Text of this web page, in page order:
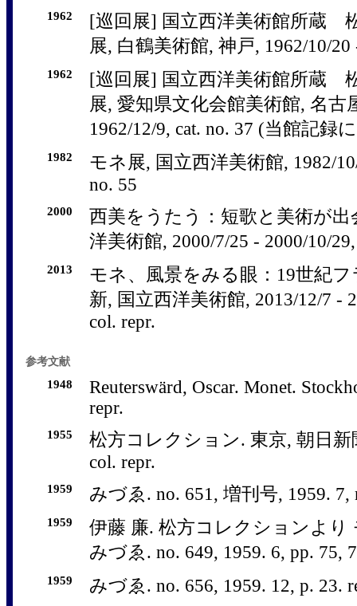
1962
[巡回展] 国立西洋美術館所蔵
展, 白鶴美術館, 神戸, 1962/10/20
1962
[巡回展] 国立西洋美術館所蔵
展, 愛知県文化会館美術館, 名古
1962/12/9, cat. no. 37 (当館記録
1982
モネ展, 国立西洋美術館, 1982/
no. 55
2000
西美をうたう：短歌と美術が出
洋美術館, 2000/7/25 - 2000/10/
2013
モネ、風景をみる眼：19世紀
新, 国立西洋美術館, 2013/12/7 -
col. repr.
参考文献
1948
Reuterswärd, Oscar. Monet.
repr.
1955
松方コレクション. 東京, 朝日新
col. repr.
1959 みづゑ. no. 651, 増刊号, 1959. 7,
1959
伊藤 廉. 松方コレクションより
みづゑ. no. 649, 1959. 6, pp. 75,
1959 みづゑ. no. 656, 1959. 12, p. 23.